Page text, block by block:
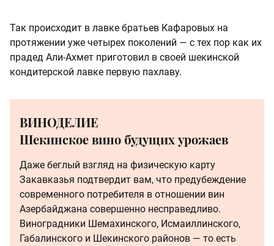
Так происходит в лавке братьев Кафаровых на
протяжении уже четырех поколений — с тех пор как их
прадед Али-Ахмет приготовил в своей шекинской
кондитерской лавке первую пахлаву.
ВИНОДЕЛИЕ
Шекинское вино будущих урожаев
Даже беглый взгляд на физическую карту
Закавказья подтвердит вам, что предубеждение
современного потребителя в отношении вин
Азербайджана совершенно несправедливо.
Виноградники Шемахинского, Исмаиллинского,
Габалинского и Шекинского районов — то есть